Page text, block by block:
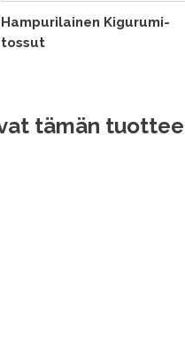
Hampurilainen Kigurumi-
tossut
tämän